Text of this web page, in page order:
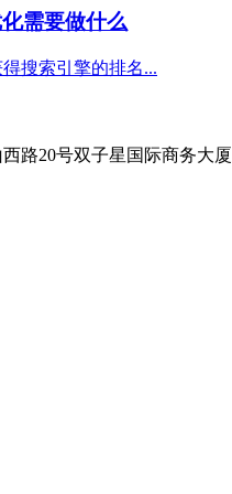
需要做什么
搜索引擎的排名...
路20号双子星国际商务大